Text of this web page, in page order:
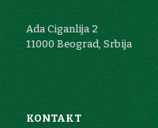
Ada Ciganlija 2
11000 Beograd, Srbija
KONTAKT